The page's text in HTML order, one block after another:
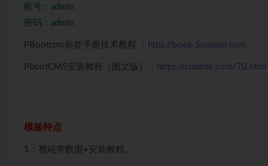
账号：admin
密码：admin
PBootcms标签手册技术教程 ： http://book.5moban.com
PbootCMS安装教程（图文版）： https://cndede.com/70.html
模板特点
1：整站带数据+安装教程。